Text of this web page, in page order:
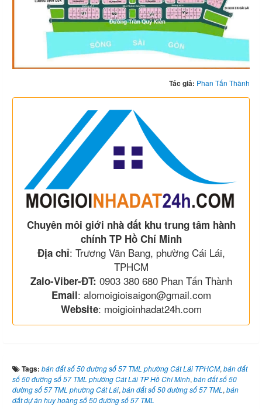
Tác giả: Phan Tấn Thành
Chuyên môi giới nhà đất khu trung tâm hành
chính TP Hồ Chí Minh
Địa chỉ: Trương Văn Bang, phường Cái Lái,
TPHCM
Zalo-Viber-ĐT: 0903 380 680 Phan Tấn Thành
Email: alomoigioisaigon@gmail.com
Website: moigioinhadat24h.com
Tags: bán đất số 50 đường số 57 TML phường Cát Lái TPHCM, bán đất
số 50 đường số 57 TML phường Cát Lái TP Hồ Chí Minh, bán đất số 50
đường số 57 TML phường Cát Lái, bán đất số 50 đường số 57 TML , bán
đất dự án huy hoàng số 50 đường số 57 TML